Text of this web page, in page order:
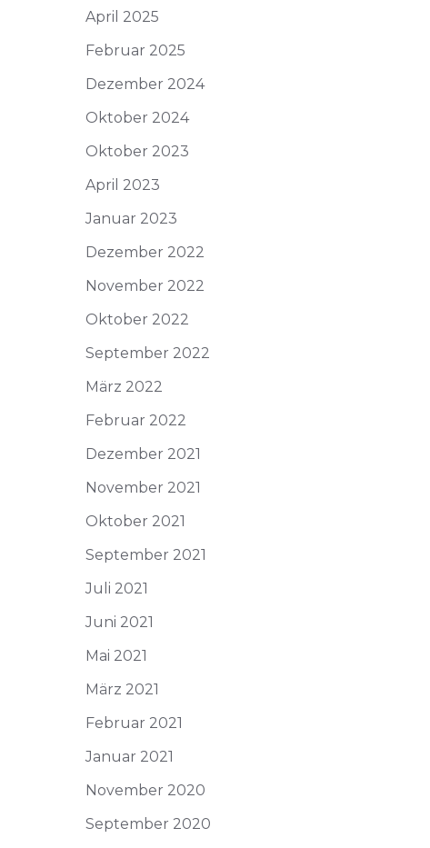
April 2025
Februar 2025
Dezember 2024
Oktober 2024
Oktober 2023
April 2023
Januar 2023
Dezember 2022
November 2022
Oktober 2022
September 2022
März 2022
Februar 2022
Dezember 2021
November 2021
Oktober 2021
September 2021
Juli 2021
Juni 2021
Mai 2021
März 2021
Februar 2021
Januar 2021
November 2020
September 2020